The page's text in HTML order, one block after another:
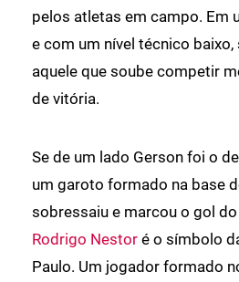
pelos atletas em campo. Em
e com um nível técnico
aquele que soube competir
de vitória.
Se de um lado Gerson foi o
um garoto formado na base
sobressaiu e marcou o gol
Rodrigo Nestor é o símbolo
Paulo. Um jogador formado